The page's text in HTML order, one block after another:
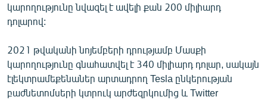
ՁԳՏԵԼՈՎ ԼԱՎԱԳՈՒՅՆԻՆ
Հայերեն
English
կարողությունը նվազել է ավելի քան 200 միլիարդ
դոլարով:
2021 թվականի նոյեմբերի դրությամբ Մասքի
կարողությունը գնահատվել է 340 միլիարդ դոլար, սակայն
էլեկտրամեքենաներ արտադրող Tesla ընկերության
բաժնետոմսերի կտրուկ արժեզրկումից և Twitter